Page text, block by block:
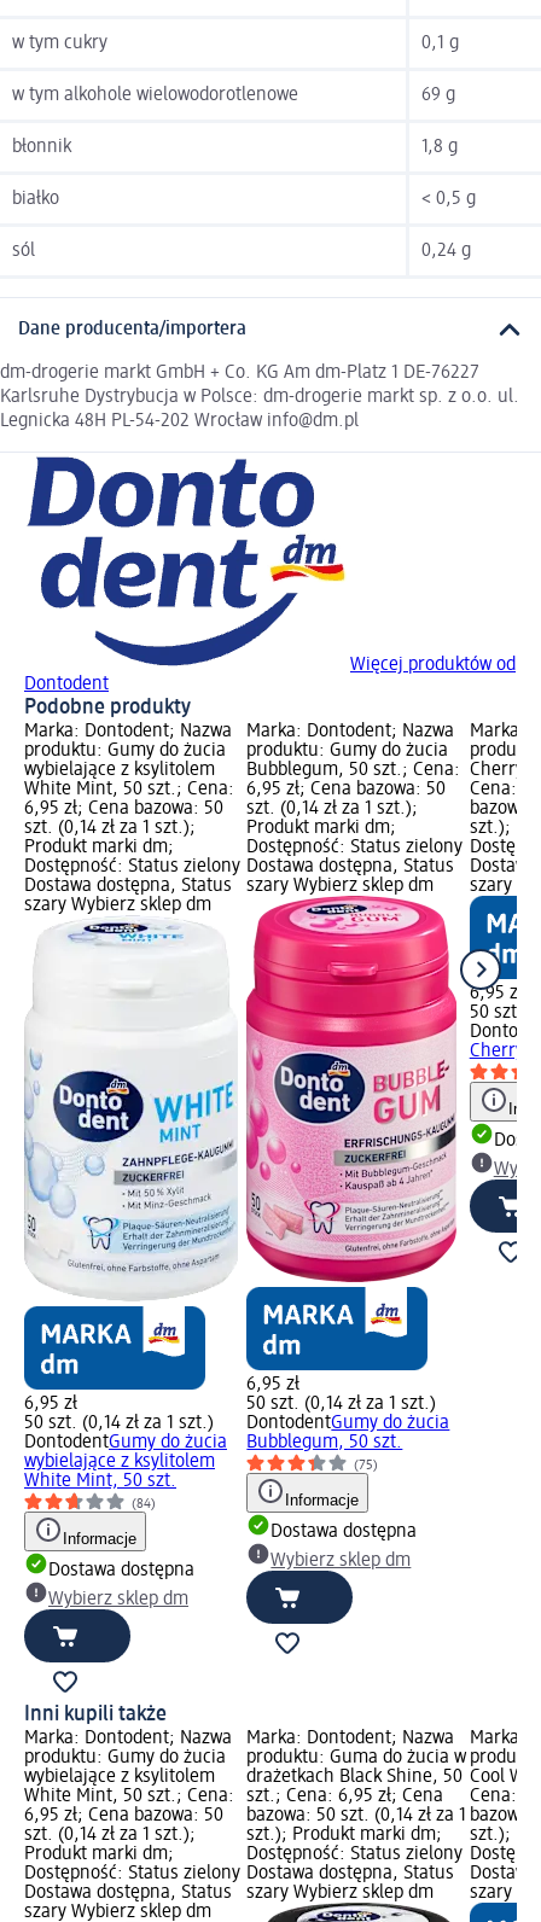
w tym cukry 0,1 g
w tym alkohole wielowodorotlenowe 69 g
błonnik 1,8 g
białko < 0,5 g
sól 0,24 g
Dane producenta/importera
dm-drogerie markt GmbH + Co. KG Am dm-Platz 1 DE-76227
Karlsruhe Dystrybucja w Polsce: dm-drogerie markt sp. z o.o. ul.
Legnicka 48H PL-54-202 Wrocław info@dm.pl
Więcej produktów od
Dontodent
Podobne produkty
Marka: Dontodent; Nazwa
produktu: Gumy do żucia
wybielające z ksylitolem
White Mint, 50 szt.; Cena:
6,95 zł; Cena bazowa: 50
szt. (0,14 zł za 1 szt.);
Produkt marki dm;
Dostępność: Status zielony
Dostawa dostępna, Status
szary Wybierz sklep dm
6,95 zł
50 szt. (0,14 zł za 1 szt.)
DontodentGumy do żucia
wybielające z ksylitolem
White Mint, 50 szt.
(84)
Informacje
Dostawa dostępna
Wybierz sklep dm
Marka: Dontodent; Nazwa
produktu: Gumy do żucia
Bubblegum, 50 szt.; Cena:
6,95 zł; Cena bazowa: 50
szt. (0,14 zł za 1 szt.);
Produkt marki dm;
Dostępność: Status zielony
Dostawa dostępna, Status
szary Wybierz sklep dm
6,95 zł
50 szt. (0,14 zł za 1 szt.)
DontodentGumy do żucia
Bubblegum, 50 szt.
(75)
Informacje
Dostawa dostępna
Wybierz sklep dm
Marka:
Cherry
Cena:
bazowa:
szt.);
szary
6,95 zł
50 szt.
Cherry
Inni kupili także
Marka: Dontodent; Nazwa
produktu: Gumy do żucia
wybielające z ksylitolem
White Mint, 50 szt.; Cena:
6,95 zł; Cena bazowa: 50
szt. (0,14 zł za 1 szt.);
Produkt marki dm;
Dostępność: Status zielony
Dostawa dostępna, Status
szary Wybierz sklep dm
Marka: Dontodent; Nazwa
produktu: Guma do żucia w
drażetkach Black Shine, 50
szt.; Cena: 6,95 zł; Cena
bazowa: 50 szt. (0,14 zł za 1
szt.); Produkt marki dm;
Dostępność: Status zielony
Dostawa dostępna, Status
szary Wybierz sklep dm
Marka:
Cool
Cena:
bazowa:
szt.);
szary